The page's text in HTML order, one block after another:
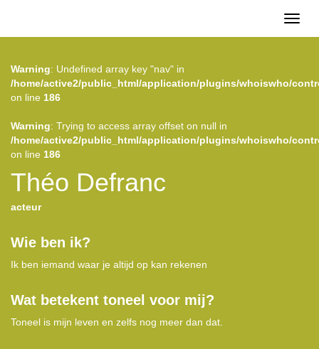
Warning: Undefined array key "nav" in
/home/active2/public_html/application/plugins/whoiswho/
on line 186
Warning: Trying to access array offset on null in
/home/active2/public_html/application/plugins/whoiswho/
on line 186
Théo Defranc
acteur
Wie ben ik?
Ik ben iemand waar je altijd op kan rekenen
Wat betekent toneel voor mij?
Toneel is mijn leven en zelfs nog meer dan dat.